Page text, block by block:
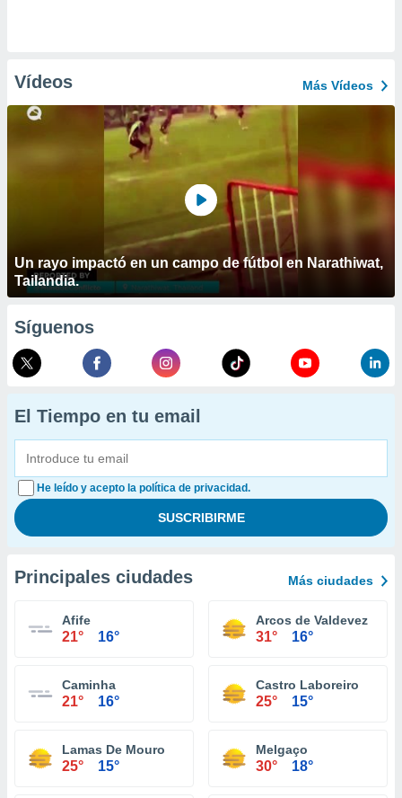
Vídeos Más Vídeos
Un rayo impactó en un campo de fútbol en Narathiwat,
Tailandia.
Síguenos
El Tiempo en tu email
He leído y acepto la política de privacidad.
Principales ciudades Más ciudades
Afife
21° 16°
Arcos de Valdevez
31° 16°
Caminha
21° 16°
Castro Laboreiro
25° 15°
Lamas De Mouro
25° 15°
Melgaço
30° 18°